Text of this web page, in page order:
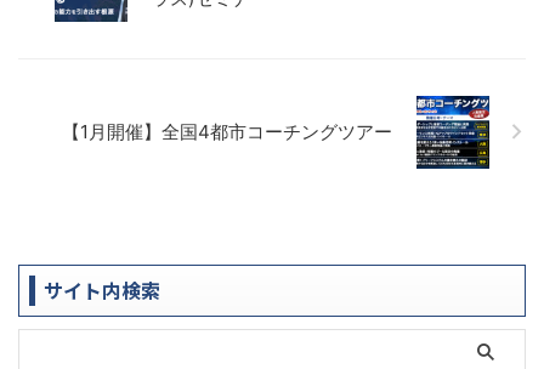
【1月開催】全国4都市コーチングツアー
サイト内検索